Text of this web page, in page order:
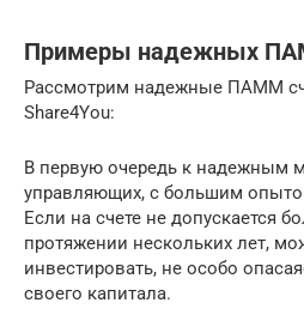
Примеры надежных
Рассмотрим надежные ПАММ
Share4You:
В первую очередь к надежным
управляющих, с большим
Если на счете не допускается
протяжении нескольких лет,
инвестировать, не особо
своего капитала.